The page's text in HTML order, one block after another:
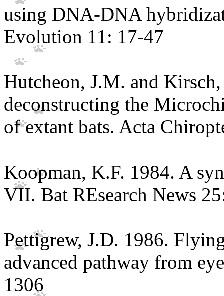
using DNA-DNA
Evolution 11: 17-47
Hutcheon, J.M. and
deconstructing the
of extant bats. Acta
Koopman, K.F. 1984. A
VII. Bat REsearch News
Pettigrew, J.D. 1986.
advanced pathway from
1306